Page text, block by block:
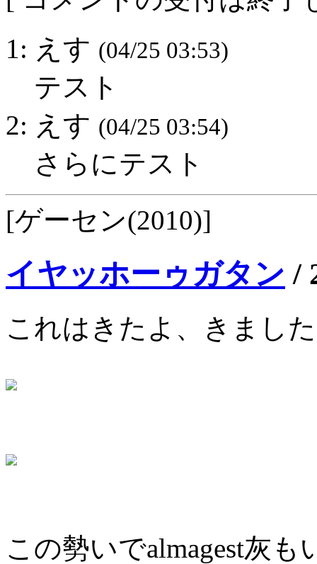
1: えす (04/25 03:53)
テスト
2: えす (04/25 03:54)
さらにテスト
[ゲーセン(2010)]
イヤッホーゥガタン /
これはきたよ、きまし
この勢いでalmagest灰